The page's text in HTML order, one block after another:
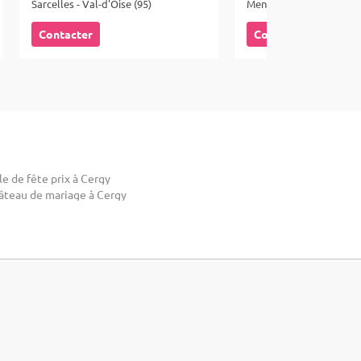
Sarcelles - Val-d'Oise (95)
Contacter
Menucourt - Val-d'Oise
Contacter
de fête prix à Cergy
de mariage à Cergy